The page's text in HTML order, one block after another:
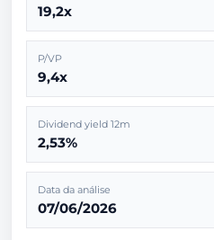
19,2x
P/VP
9,4x
Dividend yield 12m
2,53%
Data da análise
07/06/2026